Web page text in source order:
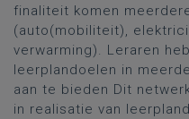
finaliteit komen
(auto(mobiliteit),
verwarming). Leraren
leerplandoelen in
aan te bieden Dit
in realisatie van